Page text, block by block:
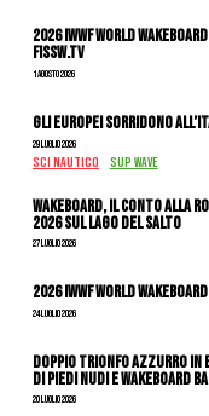
2026 IWWF WORLD
FISSW.TV
1 Agosto 2026
Gli Europei sorridono
29 Luglio 2026
SCI NAUTICO SUP WAVE
Wakeboard, il conto alla
2026 sul Lago del Salto
27 Luglio 2026
2026 IWWF WORLD
24 Luglio 2026
DOPPIO TRIONFO AZZURRO IN
DI PIEDI NUDI E WAKEBOARD
20 Luglio 2026